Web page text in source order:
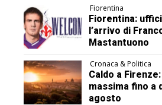
Fiorentina
Fiorentina:
l’arrivo di
Mastantuono
Cronaca & Politica
Caldo a
massima fino a
agosto